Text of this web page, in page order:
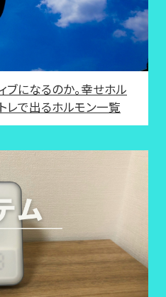
ブになるのか。幸せホル
レで出るホルモン一覧